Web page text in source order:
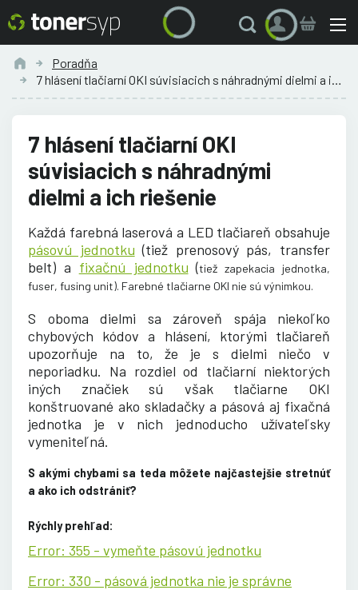
Poradňa
7 hlásení tlačiarní OKI súvisiacich s náhradnými dielmi a ich...
7 hlásení tlačiarní OKI
súvisiacich s náhradnými
dielmi a ich riešenie
Každá farebná laserová a LED tlačiareň obsahuje
pásovú jednotku (tiež prenosový pás, transfer
belt) a fixačnú jednotku (tiež zapekacia jednotka,
fuser, fusing unit). Farebné tlačiarne OKI nie sú výnimkou.
S oboma dielmi sa zároveň spája niekoľko
chybových kódov a hlásení, ktorými tlačiareň
upozorňuje na to, že je s dielmi niečo v
neporiadku. Na rozdiel od tlačiarní niektorých
iných značiek sú však tlačiarne OKI
konštruované ako skladačky a pásová aj fixačná
jednotka je v nich jednoducho užívateľsky
vymeniteľná.
S akými chybami sa teda môžete najčastejšie stretnúť
a ako ich odstrániť?
Rýchly prehľad:
Error: 355 - vymeňte pásovú jednotku
Error: 330 - pásová jednotka nie je správne